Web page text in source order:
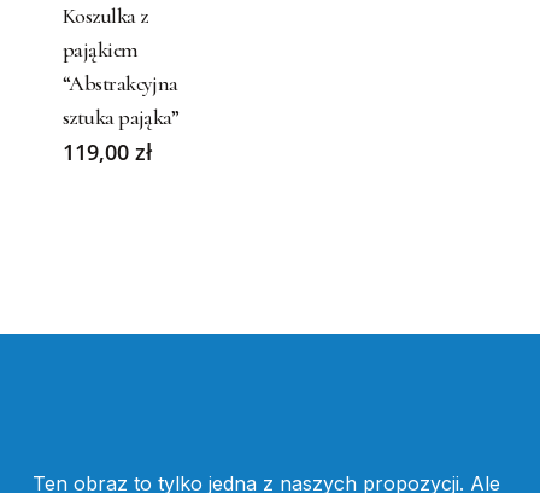
multiple
variants.
The
options
may
product
Koszulka z
pająkiem
“Abstrakcyjna
sztuka pająka”
119,00 zł
Ten obraz to tylko jedna z naszych propozycji. Ale